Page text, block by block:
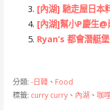
[內湖] 馳走屋日本
[內湖]幫小P慶生
Ryan’s 都會潛艇堡
分類: -日韓、 Food
標籤: curry curry、 內湖 、 咖